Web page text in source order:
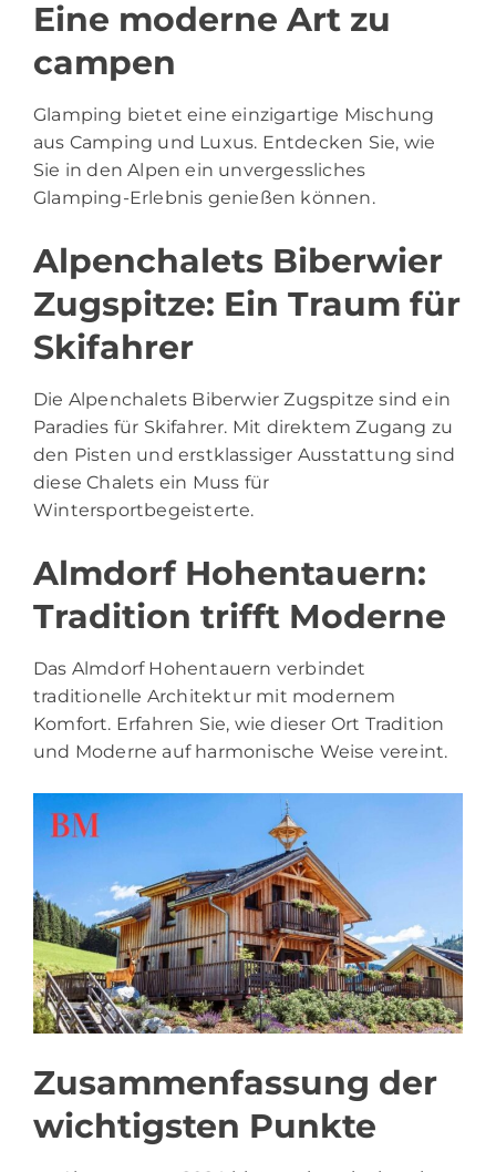
Eine moderne Art zu
campen
Glamping bietet eine einzigartige Mischung
aus Camping und Luxus. Entdecken Sie, wie
Sie in den Alpen ein unvergessliches
Glamping-Erlebnis genießen können.
Alpenchalets Biberwier
Zugspitze: Ein Traum für
Skifahrer
Die Alpenchalets Biberwier Zugspitze sind ein
Paradies für Skifahrer. Mit direktem Zugang zu
den Pisten und erstklassiger Ausstattung sind
diese Chalets ein Muss für
Wintersportbegeisterte.
Almdorf Hohentauern:
Tradition trifft Moderne
Das Almdorf Hohentauern verbindet
traditionelle Architektur mit modernem
Komfort. Erfahren Sie, wie dieser Ort Tradition
und Moderne auf harmonische Weise vereint.
Zusammenfassung der
wichtigsten Punkte